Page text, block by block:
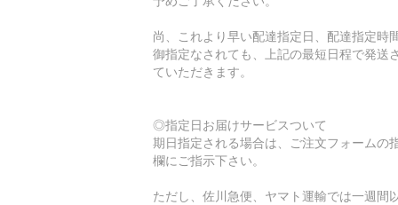
尚、これより早い配達指定日、配達指定時
御指定なされても、上記の最短日程で発送
ていただきます。
◎指定日お届けサービスついて
期日指定される場合は、ご注文フォームの
欄にご指示下さい。
ただし、佐川急便、ヤマト運輸では一週間